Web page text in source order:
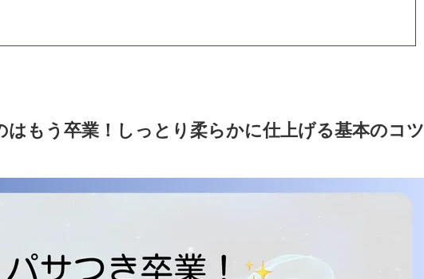
もう卒業！しっとり柔らかに仕上げる基本のコツ